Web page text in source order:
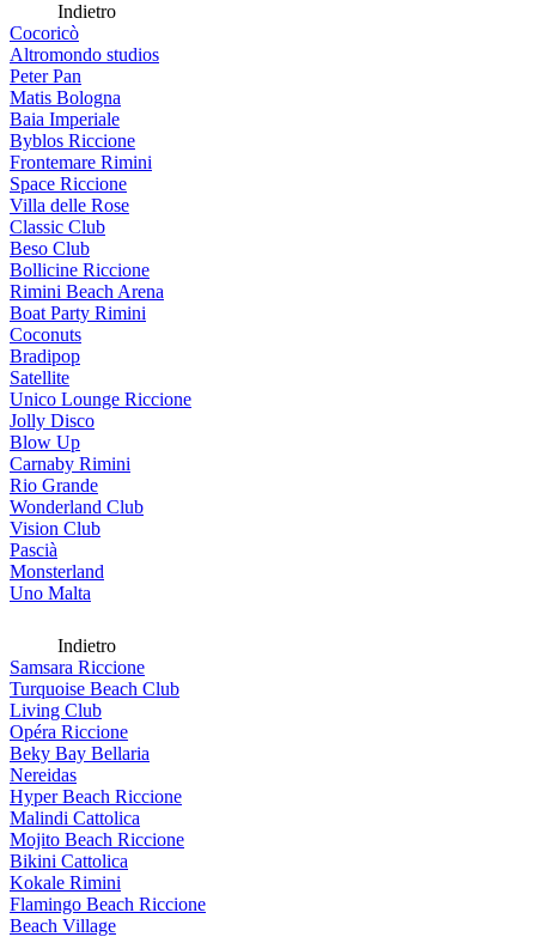
Indietro
Cocoricò
Altromondo studios
Peter Pan
Matis Bologna
Baia Imperiale
Byblos Riccione
Frontemare Rimini
Space Riccione
Villa delle Rose
Classic Club
Beso Club
Bollicine Riccione
Rimini Beach Arena
Boat Party Rimini
Coconuts
Bradipop
Satellite
Unico Lounge Riccione
Jolly Disco
Blow Up
Carnaby Rimini
Rio Grande
Wonderland Club
Vision Club
Pascià
Monsterland
Uno Malta
Indietro
Samsara Riccione
Turquoise Beach Club
Living Club
Opéra Riccione
Beky Bay Bellaria
Nereidas
Hyper Beach Riccione
Malindi Cattolica
Mojito Beach Riccione
Bikini Cattolica
Kokale Rimini
Flamingo Beach Riccione
Beach Village